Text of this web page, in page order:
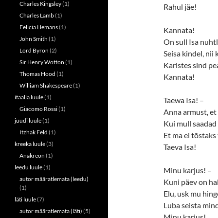
n
i
n
d
o
w
)
n
i
n
d
o
w
)
Rahul jäe!
Kannata!
On sull Isa
Seisa kindel, nii
Karistes sind
Kannata!
Taewa Isa! –
Anna armust,
Kui mull
Et ma ei tõstaks
Taeva Isa!
Minu karjus! –
Kuni päev on
Elu, usk mu
Luba seista
Charles Kingsley(1)
Charles Lamb(1)
Felicia Hemans(1)
John Smith (1)
Lord Byron (2)
Sir Henry Wotton (1)
Thomas Hood (1)
William Shakespeare(1)
itaalia luule(1)
Giacomo Rossi(1)
juudi luule(1)
Itzhak Feld (1)
kreeka luule(3)
Anakreon (1)
leedu luule(1)
autor määratlemata (leedu)
(1)
läti luule(7)
autor määratlemata (läti) (5)